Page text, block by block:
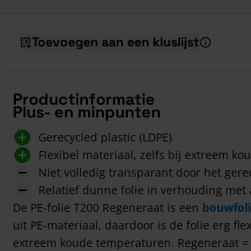
Toevoegen aan een kluslijst
Productinformatie
Plus- en minpunten
Gerecycled plastic (LDPE)
Flexibel materiaal, zelfs bij extreem
Niet volledig transparant door het
Relatief dunne folie in verhouding met
De PE-folie T200 Regeneraat is een
uit PE-materiaal, daardoor is de folie erg
extreem koude temperaturen. Regeneraat